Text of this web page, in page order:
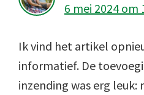
6 mei 2024 om
Ik vind het artikel
informatief. De
inzending was erg leuk: